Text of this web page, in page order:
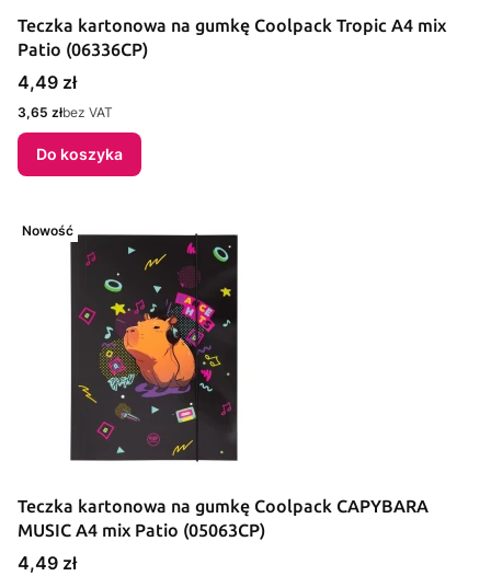
Teczka kartonowa na gumkę Coolpack Tropic A4 mix
Patio (06336CP)
Cena
4,49 zł
Cena
3,65 złbez VAT
Do koszyka
Nowość
Teczka kartonowa na gumkę Coolpack CAPYBARA
MUSIC A4 mix Patio (05063CP)
Cena
4,49 zł